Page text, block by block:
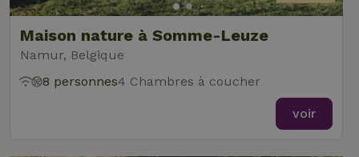
Maison nature à Somme-Leuze
Namur, Belgique
8 personnes4 Chambres à coucher
voir